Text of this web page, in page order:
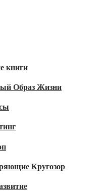
книги
Образ Жизни
Кругозор